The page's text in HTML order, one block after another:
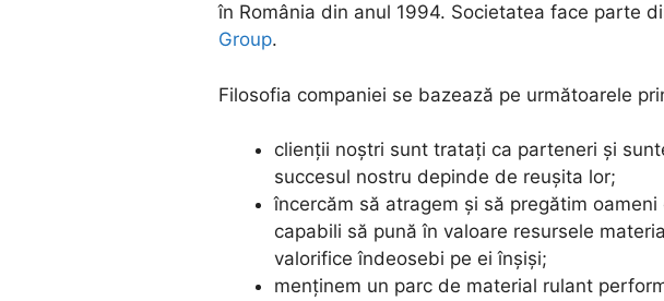
în România din anul 1994. Societatea face parte
Group.
Filosofia companiei se bazează pe următoarele
clienții noștri sunt tratați ca parteneri și
succesul nostru depinde de reușita lor;
încercăm să atragem și să pregătim
capabili să pună în valoare resursele
valorifice îndeosebi pe ei înșiși;
menținem un parc de material rulant